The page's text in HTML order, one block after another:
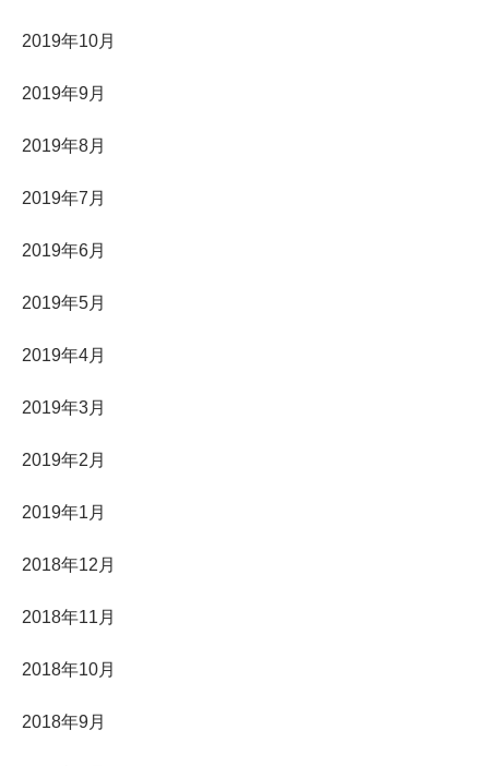
2019年10月
2019年9月
2019年8月
2019年7月
2019年6月
2019年5月
2019年4月
2019年3月
2019年2月
2019年1月
2018年12月
2018年11月
2018年10月
2018年9月